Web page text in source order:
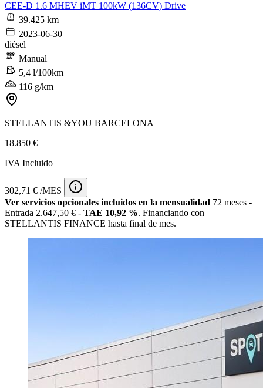
CEE-D 1.6 MHEV iMT 100kW (136CV) Drive
39.425 km
2023-06-30
diésel
Manual
5,4 l/100km
116 g/km
STELLANTIS &YOU BARCELONA
18.850 €
IVA Incluido
302,71 € /MES
Ver servicios opcionales incluidos en la mensualidad 72 meses -
Entrada 2.647,50 € - TAE 10,92 %. Financiando con
STELLANTIS FINANCE hasta final de mes.